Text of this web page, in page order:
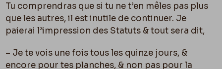
Tu comprendras que si tu ne t’en mêles pas plus
que les autres, il est inutile de continuer. Je
paierai l’impression des Statuts & tout sera dit,
– Je te vois une fois tous les quinze jours, &
encore pour tes planches, & non pas pour la